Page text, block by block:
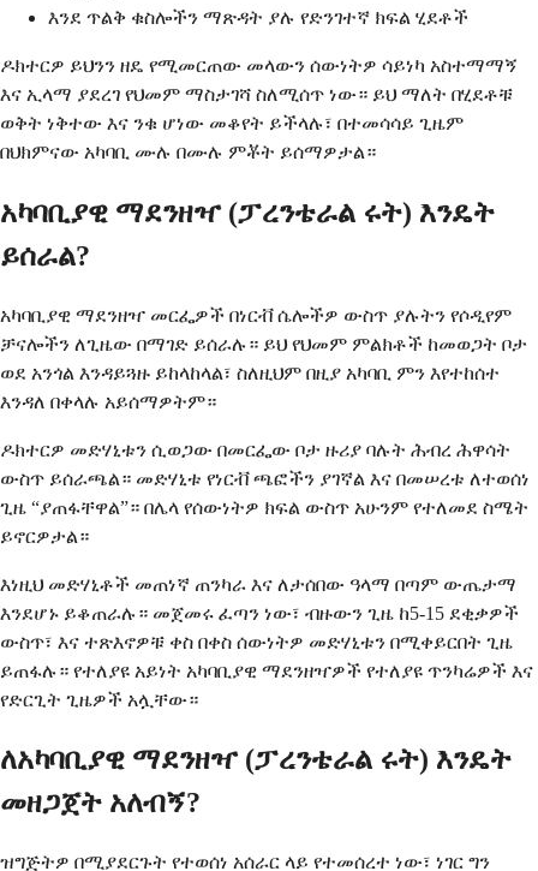
እንደ ጥልቅ ቁስሎችን ማጽዳት ያሉ የድንገተኛ ክፍል ሂደቶች
ዶክተርዎ ይህንን ዘዴ የሚመርጠው መላውን ሰውነትዎ ሳይነካ አስተማማኝ
እና ኢላማ ያደረገ የህመም ማስታገሻ ስለሚሰጥ ነው። ይህ ማለት በሂደቶቹ
ወቅት ነቅተው እና ንቁ ሆነው መቆየት ይችላሉ፣ በተመሳሳይ ጊዜም
በህክምናው አካባቢ ሙሉ በሙሉ ምቾት ይሰማዎታል።
አካባቢያዊ ማደንዘዣ (ፓረንቴራል ሩት) እንዴት
ይሰራል?
አካባቢያዊ ማደንዘዣ መርፌዎች በነርቭ ሴሎችዎ ውስጥ ያሉትን የሶዲየም
ቻናሎችን ለጊዜው በማገድ ይሰራሉ። ይህ የህመም ምልክቶች ከመወጋት ቦታ
ወደ አንጎል እንዳይጓዙ ይከላከላል፣ ስለዚህም በዚያ አካባቢ ምን እየተከሰተ
እንዳለ በቀላሉ አይሰማዎትም።
ዶክተርዎ መድሃኒቱን ሲወጋው በመርፌው ቦታ ዙሪያ ባሉት ሕብረ ሕዋሳት
ውስጥ ይሰራጫል። መድሃኒቱ የነርቭ ጫፎችን ያገኛል እና በመሠረቱ ለተወሰነ
ጊዜ “ያጠፋቸዋል”። በሌላ የሰውነትዎ ክፍል ውስጥ አሁንም የተለመደ ስሜት
ይኖርዎታል።
እነዚህ መድሃኒቶች መጠነኛ ጠንካራ እና ለታሰበው ዓላማ በጣም ውጤታማ
እንደሆኑ ይቆጠራሉ። መጀመሩ ፈጣን ነው፣ ብዙውን ጊዜ ከ5-15 ደቂቃዎች
ውስጥ፣ እና ተጽእኖዎቹ ቀስ በቀስ ሰውነትዎ መድሃኒቱን በሚቀይርበት ጊዜ
ይጠፋሉ። የተለያዩ አይነት አካባቢያዊ ማደንዘዣዎች የተለያዩ ጥንካሬዎች እና
የድርጊት ጊዜዎች አሏቸው።
ለአካባቢያዊ ማደንዘዣ (ፓረንቴራል ሩት) እንዴት
መዘጋጀት አለብኝ?
ዝግጅትዎ በሚያደርጉት የተወሰነ አሰራር ላይ የተመሰረተ ነው፣ ነገር ግን